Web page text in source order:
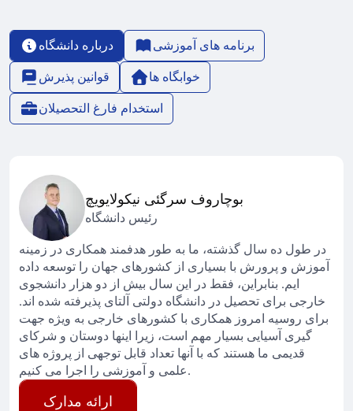
درباره دانشگاه
برنامه های آموزشی
قوانین پذیرش
خوابگاه ها
استخدام فارغ التحصیلان
بوچاروف سرگئی نیکولایویچ
رئیس دانشگاه
در طول ده سال گذشته، ما به طور هدفمند همکاری در زمینه
آموزش و پرورش با بسیاری از کشورهای جهان را توسعه داده
ایم. بنابراین، فقط در این سال بیش از دو هزار دانشجوی
خارجی برای تحصیل در دانشگاه دولتی آلتای پذیرفته شده اند.
برای روسیه امروز همکاری با کشورهای خارجی به ویژه جهت
گیری آسیایی بسیار مهم است، زیرا اینها دوستان و شرکای
قدیمی ما هستند که با آنها تعداد قابل توجهی از پروژه های
علمی و آموزشی را اجرا می کنیم.
ارائه مدارک